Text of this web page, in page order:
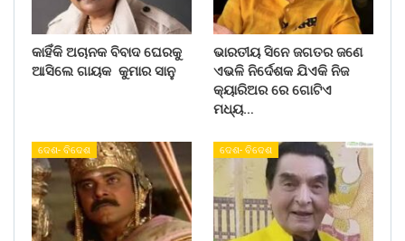
କାହିଁକି ଅଚାନକ ବିବାଦ ଘେରକୁ
ଆସିଲେ ଗାୟକ କୁମାର ସାନୁ
ଭାରତୀୟ ସିନେ ଜଗତର ଜଣେ
ଏଭଳି ନିର୍ଦେଶକ ଯିଏକି ନିଜ
କ୍ୟାରିଅର ରେ ଗୋଟିଏ
ମଧ୍ୟ…
ଦେଶ- ବିଦେଶ ଦେଶ- ବିଦେଶ